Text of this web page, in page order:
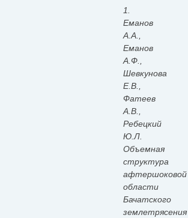
1.
Еманов
А.А.,
Еманов
А.Ф.,
Шевкунова
Е.В.,
Фатеев
А.В.,
Ребецкий
Ю.Л.
Объемная
структура
афтершоковой
области
Бачатского
землетрясения